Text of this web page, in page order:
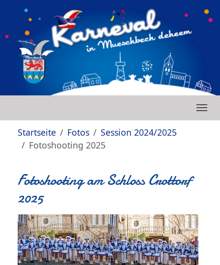
Zum Hauptinhalt springen
Skip to page footer
Sie sind hier:
Startseite Fotos
Session 2024/2025
Fotoshooting 2025
Fotoshooting am Schloss Crottorf
2025
Show larger version Show larger version